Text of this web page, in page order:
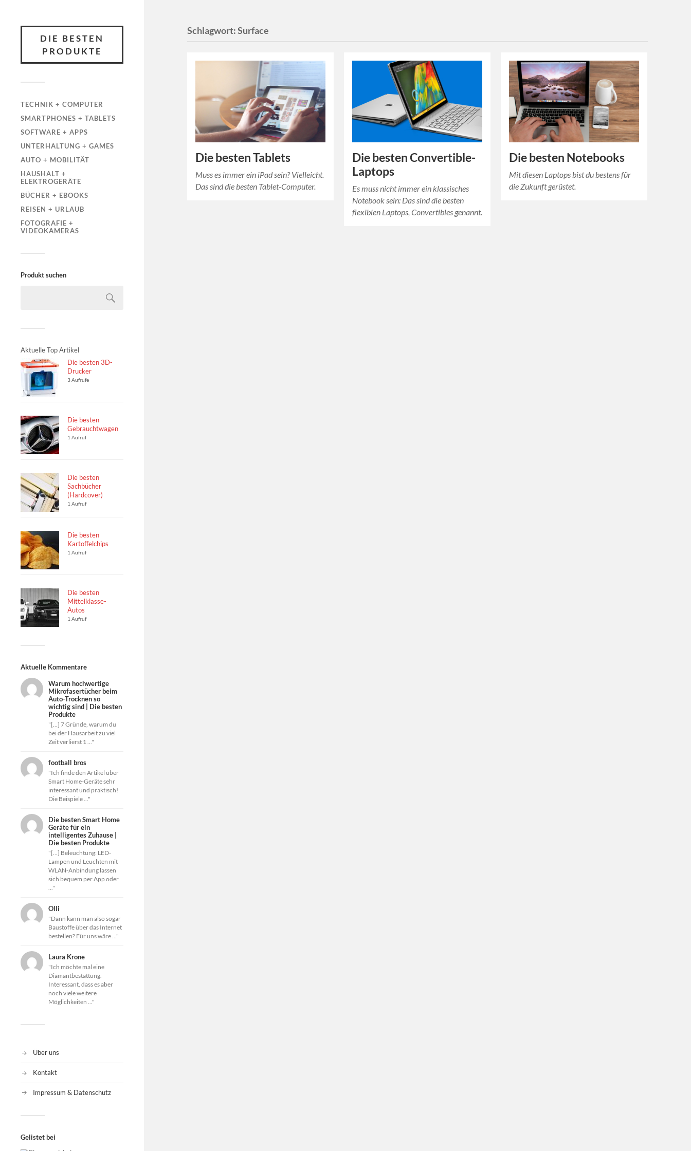
DIE BESTEN
PRODUKTE
TECHNIK + COMPUTER
SMARTPHONES + TABLETS
SOFTWARE + APPS
UNTERHALTUNG + GAMES
AUTO + MOBILITÄT
HAUSHALT +
ELEKTROGERÄTE
BÜCHER + EBOOKS
REISEN + URLAUB
FOTOGRAFIE +
VIDEOKAMERAS
Produkt suchen
Aktuelle Top Artikel
Die besten 3D-
Drucker
3 Aufrufe
Die besten
Gebrauchtwagen
1 Aufruf
Die besten
Sachbücher
(Hardcover)
1 Aufruf
Die besten
Kartoffelchips
1 Aufruf
Die besten
Mittelklasse-
Autos
1 Aufruf
Aktuelle Kommentare
Warum hochwertige
Mikrofasertücher beim
Auto-Trocknen so
wichtig sind | Die besten
Produkte
"[…] 7 Gründe, warum du
bei der Hausarbeit zu viel
Zeit verlierst 1 ..."
football bros
"Ich finde den Artikel über
Smart Home-Geräte sehr
interessant und praktisch!
Die Beispiele ..."
Die besten Smart Home
Geräte für ein
intelligentes Zuhause |
Die besten Produkte
"[…] Beleuchtung: LED-
Lampen und Leuchten mit
WLAN-Anbindung lassen
sich bequem per App oder
..."
Olli
"Dann kann man also sogar
Baustoffe über das Internet
bestellen? Für uns wäre ..."
Laura Krone
"Ich möchte mal eine
Diamantbestattung.
Interessant, dass es aber
noch viele weitere
Möglichkeiten ..."
Über uns
Kontakt
Impressum & Datenschutz
Gelistet bei
Schlagwort:Surface
Die besten Tablets
Muss es immer ein iPad sein? Vielleicht.
Das sind die besten Tablet-Computer.
Die besten Convertible-
Laptops
Es muss nicht immer ein klassisches
Notebook sein: Das sind die besten
flexiblen Laptops, Convertibles genannt.
Die besten Notebooks
Mit diesen Laptops bist du bestens für
die Zukunft gerüstet.